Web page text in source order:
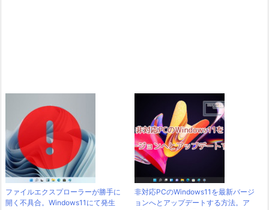
ファイルエクスプローラーが勝手に
開く不具合。Windows11にて発生
非対応PCのWindows11を最新バージ
ョンへとアップデートする方法。ア